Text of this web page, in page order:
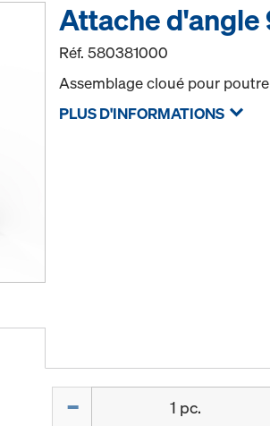
Attache
Réf.580381000
Assemblage cloué pour
PLUS D'INFORMATIONS